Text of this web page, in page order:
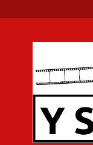
content